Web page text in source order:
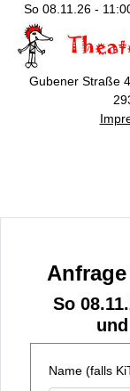
So 08.11.26 -
Gubener
So
Name (falls